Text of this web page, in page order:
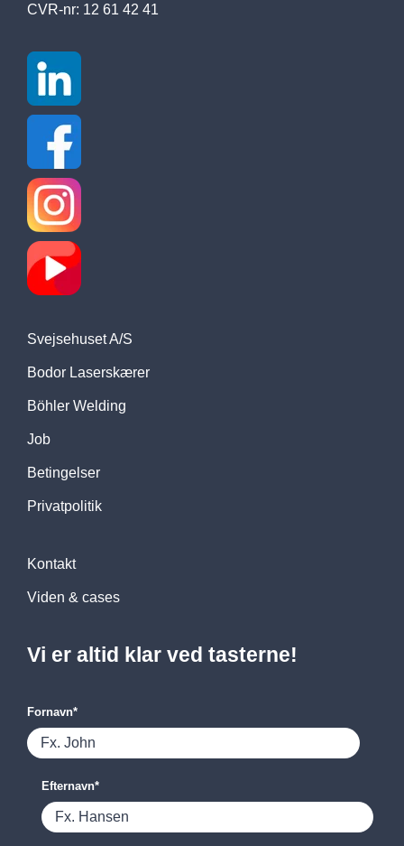
CVR-nr: 12 61 42 41
Svejsehuset A/S
Bodor Laserskærer
Böhler Welding
Job
Betingelser
Privatpolitik
Kontakt
Viden & cases
Vi er altid klar ved tasterne!
Fornavn*
Efternavn*